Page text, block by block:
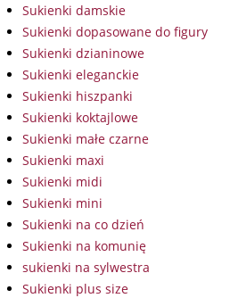
Sukienki damskie
Sukienki dopasowane do figury
Sukienki dzianinowe
Sukienki eleganckie
Sukienki hiszpanki
Sukienki koktajlowe
Sukienki małe czarne
Sukienki maxi
Sukienki midi
Sukienki mini
Sukienki na co dzień
Sukienki na komunię
sukienki na sylwestra
Sukienki plus size